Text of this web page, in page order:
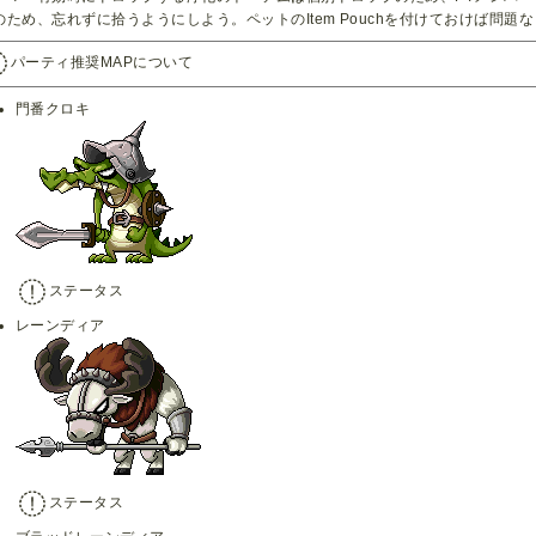
ため、忘れずに拾うようにしよう。ペットのItem Pouchを付けておけば問題
パーティ推奨MAPについて
門番クロキ
ステータス
レーンディア
ステータス